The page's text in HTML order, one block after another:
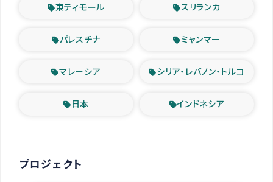
東ティモール スリランカ
パレスチナ ミャンマー
マレーシア シリア・レバノン・トルコ
日本 インドネシア
プロジェクト